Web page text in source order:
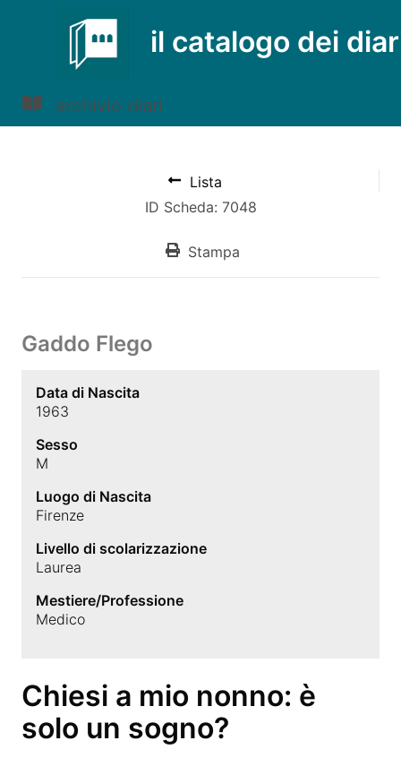
il catalogo dei
archivio diari
Lista
ID Scheda: 7048
Stampa
Gaddo Flego
Data di Nascita
1963
Sesso
M
Luogo di Nascita
Firenze
Livello di scolarizzazione
Laurea
Mestiere/Professione
Medico
Chiesi a mio nonno: è
solo un sogno?